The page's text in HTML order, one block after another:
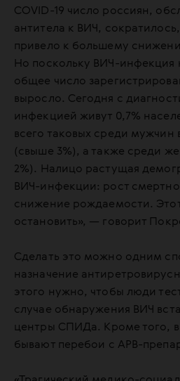
COVID-19 число россиян,
антитела к ВИЧ,
привело к большему
Но поскольку ВИЧ-инфекция
общее число
выросло. Сегодня с
инфекцией живут 0,7%
всего таковых среди мужчин
(свыше 3%), а также среди
2%). Налицо растущая
ВИЧ-инфекции: рост
снижение рождаемости.
остановить», — говорит
Сделать это можно одним
назначение
этого нужно, чтобы люди
случае обнаружения ВИЧ
центры СПИДа. Кроме того,
бывают перебои с АРВ-